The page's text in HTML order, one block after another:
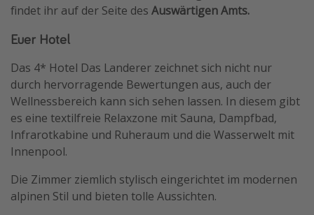
findet ihr auf der Seite des Auswärtigen Amts.
Euer Hotel
Das 4* Hotel Das Landerer zeichnet sich nicht nur
durch hervorragende Bewertungen aus, auch der
Wellnessbereich kann sich sehen lassen. In diesem gibt
es eine textilfreie Relaxzone mit Sauna, Dampfbad,
Infrarotkabine und Ruheraum und die Wasserwelt mit
Innenpool.
Die Zimmer ziemlich stylisch eingerichtet im modernen
alpinen Stil und bieten tolle Aussichten.